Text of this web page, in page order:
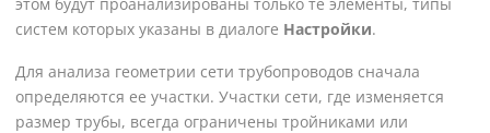
систем которых указаны в диалоге Настройки.
Для анализа геометрии сети трубопроводов сначала
определяются ее участки. Участки сети, где изменяется
размер трубы, всегда ограничены тройниками или